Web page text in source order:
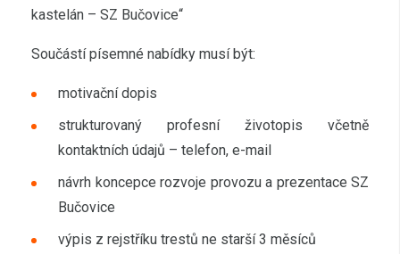
kastelán – SZ Bučovice“
Součástí písemné nabídky musí být:
motivační dopis
strukturovaný profesní životopis včetně
kontaktních údajů – telefon, e-mail
návrh koncepce rozvoje provozu a prezentace SZ
Bučovice
výpis z rejstříku trestů ne starší 3 měsíců